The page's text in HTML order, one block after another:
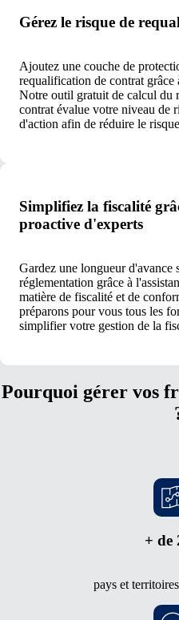
Gérez le risque de
Ajoutez une couche de
requalification de contrat grâce
Notre outil gratuit de calcul du
contrat évalue votre niveau de
d'action afin de réduire le
Simplifiez la fiscalité
proactive d'experts
Gardez une longueur d'avance
réglementation grâce à
matière de fiscalité et de
préparons pour vous tous les
simplifier votre gestion de la
Pourquoi gérer vos
+ de
pays et